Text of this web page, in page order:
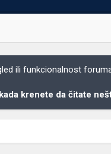
ili funkcionalnost
krenete da čitate